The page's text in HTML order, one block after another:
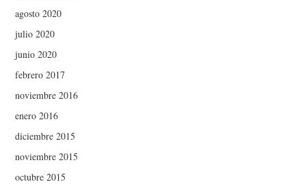
agosto 2020
julio 2020
junio 2020
febrero 2017
noviembre 2016
enero 2016
diciembre 2015
noviembre 2015
octubre 2015